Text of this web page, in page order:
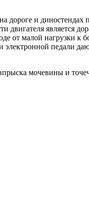
дороге и диностендах
является
от малой нагрузки
педали
мочевины и